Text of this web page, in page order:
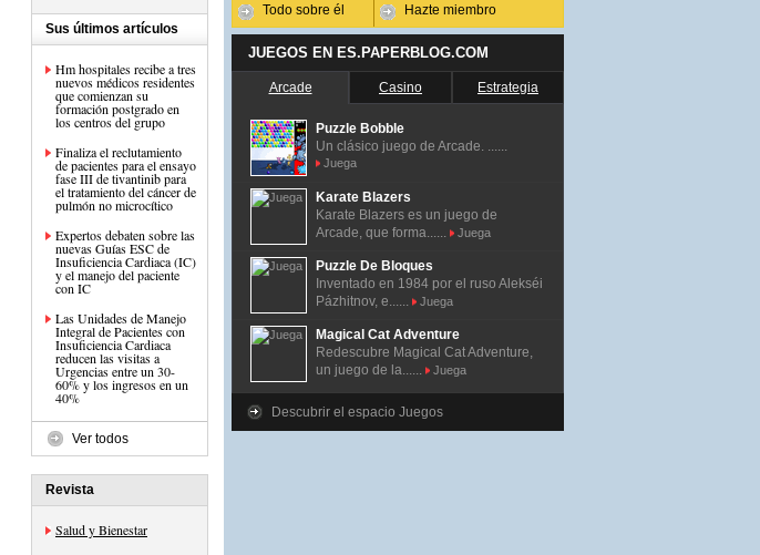
Sus últimos artículos
Hm hospitales recibe a tres
nuevos médicos residentes
que comienzan su
formación postgrado en
los centros del grupo
Finaliza el reclutamiento
de pacientes para el ensayo
fase III de tivantinib para
el tratamiento del cáncer de
Expertos debaten sobre las
nuevas Guías ESC de
Insuficiencia Cardiaca (IC)
y el manejo del paciente
con IC
Las Unidades de Manejo
Integral de Pacientes con
Insuficiencia Cardiaca
reducen las visitas a
Urgencias entre un 30-
60% y los ingresos en un
40%
Ver todos
Revista
Salud y Bienestar
Todo sobre él Hazte miembro
JUEGOS EN ES.PAPERBLOG.COM
Arcade Casino Estrategia
Puzzle Bobble
Un clásico juego de Arcade. ......
Juega
Karate Blazers
Karate Blazers es un juego de
Arcade, que forma......
Juega
Puzzle De Bloques
Inventado en 1984 por el ruso Alekséi
Pázhitnov, e......
Juega
Magical Cat Adventure
Redescubre Magical Cat Adventure,
un juego de la......
Juega
Descubrir el espacio Juegos